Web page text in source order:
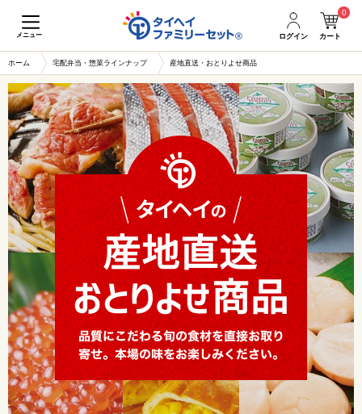
メニュー ログイン カート
0
ホーム 宅配弁当・惣菜ラインナップ 産地直送・おとりよせ商品